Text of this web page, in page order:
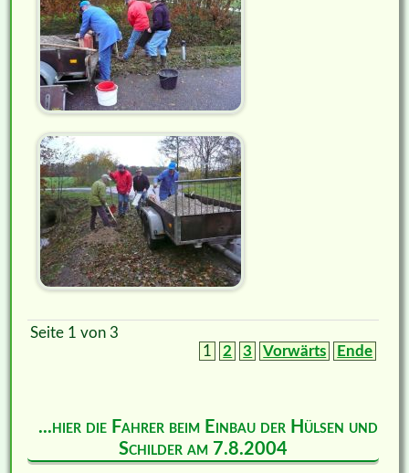
Seite 1 von 3
1
2 3 Vorwärts Ende
...hier die Fahrer beim Einbau der Hülsen und
Schilder am 7.8.2004